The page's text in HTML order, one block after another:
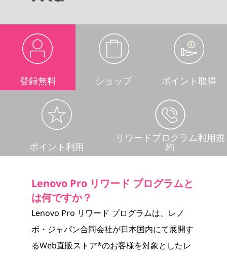
ワ
F
登録無料 ショップ ポイント取得
ポイント利用
リワードプログラム利用規
約
Lenovo Pro リワード プログラムと
は何ですか？
Lenovo Pro リワード プログラムは、レノ
ボ・ジャパン合同会社が日本国内にて展開す
るWeb直販ストア*のお客様を対象としたレ